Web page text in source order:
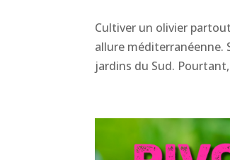
Cultiver un olivier
allure méditerranéenne.
jardins du Sud.